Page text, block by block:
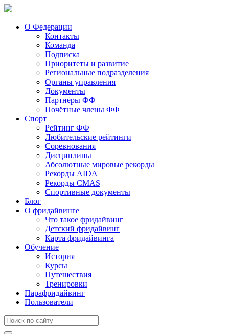
О Федерации
Контакты
Команда
Подписка
Приоритеты и развитие
Региональные подразделения
Органы управления
Документы
Партнёры ФФ
Почётные члены ФФ
Спорт
Рейтинг ФФ
Любительские рейтинги
Соревнования
Дисциплины
Абсолютные мировые рекорды
Рекорды AIDA
Рекорды CMAS
Спортивные документы
Блог
О фридайвинге
Что такое фридайвинг
Детский фридайвинг
Карта фридайвинга
Обучение
История
Курсы
Путешествия
Тренировки
Парафридайвинг
Пользователи